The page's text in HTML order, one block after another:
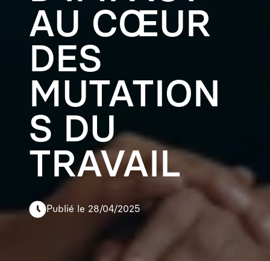
AU CŒUR
DES
MUTATION
S DU
TRAVAIL
Publié le 28/04/2025